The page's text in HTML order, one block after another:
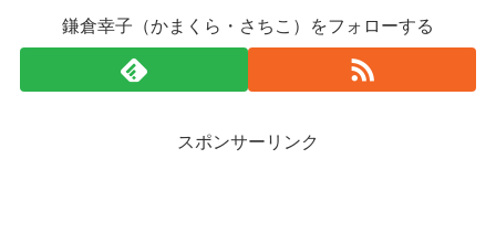
鎌倉幸子（かまくら・さちこ）をフォローする
スポンサーリンク